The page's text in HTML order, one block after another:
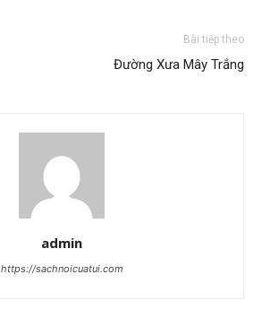
Bài tiếp theo
Đường Xưa Mây Trắng
admin
https://sachnoicuatui.com